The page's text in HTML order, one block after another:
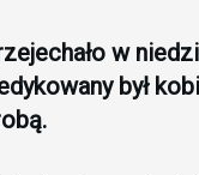
w
był